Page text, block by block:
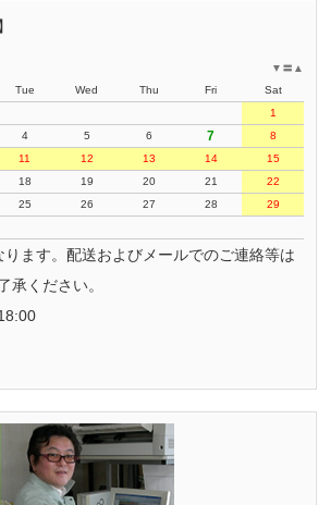
▲
〓
▼
Tue Wed Thu Fri
Sat
1
4 5 6 7
8
11 12 13 14
15
18 19 20 21
22
25 26 27 28
29
ります。配送およびメールでのご連絡等は
承ください。